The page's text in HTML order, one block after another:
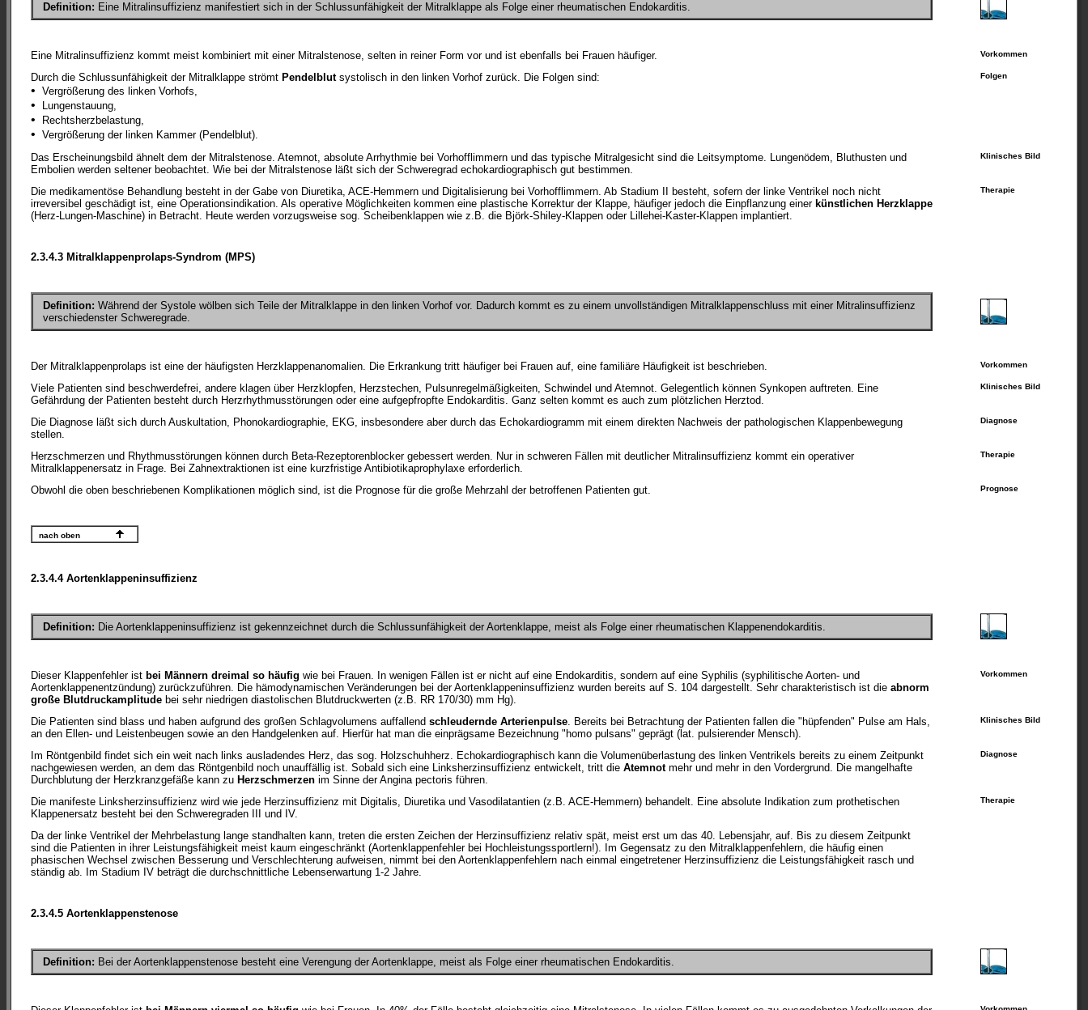
Definition: Eine Mitralinsuffizienz manifestiert sich in der Schlussunfähigkeit der Mitralklappe als Folge einer rheumatischen Endokarditis.
Eine Mitralinsuffizienz kommt meist kombiniert mit einer Mitralstenose, selten in reiner Form vor und ist ebenfalls bei Frauen häufiger. Vorkommen
Durch die Schlussunfähigkeit der Mitralklappe strömt Pendelblutsystolisch in den linken Vorhof zurück. Die Folgen sind:
• Vergrößerung des linken Vorhofs,
• Lungenstauung,
• Rechtsherzbelastung,
• Vergrößerung der linken Kammer (Pendelblut).
Folgen
Das Erscheinungsbild ähnelt dem der Mitralstenose. Atemnot, absolute Arrhythmie bei Vorhofflimmern und das typische Mitralgesicht sind die Leitsymptome. Lungenödem, Bluthusten und
Embolien werden seltener beobachtet. Wie bei der Mitralstenose läßt sich der Schweregrad echokardiographisch gut bestimmen.
Klinisches Bild
Die medikamentöse Behandlung besteht in der Gabe von Diuretika, ACE-Hemmern und Digitalisierung bei Vorhofflimmern. Ab Stadium II besteht, sofern der linke Ventrikel noch nicht
irreversibel geschädigt ist, eine Operationsindikation. Als operative Möglichkeiten kommen eine plastische Korrektur der Klappe, häufiger jedoch die Einpflanzung einer künstlichen Herzklappe
(Herz-Lungen-Maschine) in Betracht. Heute werden vorzugsweise sog. Scheibenklappen wie z.B. die Björk-Shiley-Klappen oder Lillehei-Kaster-Klappen implantiert.
Therapie
2.3.4.3 Mitralklappenprolaps-Syndrom (MPS)
Definition: Während der Systole wölben sich Teile der Mitralklappe in den linken Vorhof vor. Dadurch kommt es zu einem unvollständigen Mitralklappenschluss mit einer Mitralinsuffizienz
verschiedenster Schweregrade.
Der Mitralklappenprolaps ist eine der häufigsten Herzklappenanomalien. Die Erkrankung tritt häufiger bei Frauen auf, eine familiäre Häufigkeit ist beschrieben. Vorkommen
Viele Patienten sind beschwerdefrei, andere klagen über Herzklopfen, Herzstechen, Pulsunregelmäßigkeiten, Schwindel und Atemnot. Gelegentlich können Synkopen auftreten. Eine
Gefährdung der Patienten besteht durch Herzrhythmusstörungen oder eine aufgepfropfte Endokarditis. Ganz selten kommt es auch zum plötzlichen Herztod.
Klinisches Bild
Die Diagnose läßt sich durch Auskultation, Phonokardiographie, EKG, insbesondere aber durch das Echokardiogramm mit einem direkten Nachweis der pathologischen Klappenbewegung
stellen.
Diagnose
Herzschmerzen und Rhythmusstörungen können durch Beta-Rezeptorenblocker gebessert werden. Nur in schweren Fällen mit deutlicher Mitralinsuffizienz kommt ein operativer
Mitralklappenersatz in Frage. Bei Zahnextraktionen ist eine kurzfristige Antibiotikaprophylaxe erforderlich.
Therapie
Obwohl die oben beschriebenen Komplikationen möglich sind, ist die Prognose für die große Mehrzahl der betroffenen Patienten gut. Prognose
nach oben
2.3.4.4 Aortenklappeninsuffizienz
Definition: Die Aortenklappeninsuffizienz ist gekennzeichnet durch die Schlussunfähigkeit der Aortenklappe, meist als Folge einer rheumatischen Klappenendokarditis.
Dieser Klappenfehler ist bei Männern dreimal so häufig wie bei Frauen. In wenigen Fällen ist er nicht auf eine Endokarditis, sondern auf eine Syphilis (syphilitische Aorten- und
Aortenklappenentzündung) zurückzuführen. Die hämodynamischen Veränderungen bei der Aortenklappeninsuffizienz wurden bereits auf S. 104 dargestellt. Sehr charakteristisch ist die abnorm
große Blutdruckamplitude bei sehr niedrigen diastolischen Blutdruckwerten (z.B. RR 170/30) mm Hg).
Vorkommen
Die Patienten sind blass und haben aufgrund des großen Schlagvolumens auffallend schleudernde Arterienpulse. Bereits bei Betrachtung der Patienten fallen die "hüpfenden" Pulse am Hals,
an den Ellen- und Leistenbeugen sowie an den Handgelenken auf. Hierfür hat man die einprägsame Bezeichnung "homo pulsans" geprägt (lat. pulsierender Mensch).
Klinisches Bild
Im Röntgenbild findet sich ein weit nach links ausladendes Herz, das sog. Holzschuhherz. Echokardiographisch kann die Volumenüberlastung des linken Ventrikels bereits zu einem Zeitpunkt
nachgewiesen werden, an dem das Röntgenbild noch unauffällig ist. Sobald sich eine Linksherzinsuffizienz entwickelt, tritt die Atemnotmehr und mehr in den Vordergrund. Die mangelhafte
Durchblutung der Herzkranzgefäße kann zu Herzschmerzen im Sinne der Angina pectoris führen.
Diagnose
Die manifeste Linksherzinsuffizienz wird wie jede Herzinsuffizienz mit Digitalis, Diuretika und Vasodilatantien (z.B. ACE-Hemmern) behandelt. Eine absolute Indikation zum prothetischen
Klappenersatz besteht bei den Schweregraden III und IV.
Therapie
Da der linke Ventrikel der Mehrbelastung lange standhalten kann, treten die ersten Zeichen der Herzinsuffizienz relativ spät, meist erst um das 40. Lebensjahr, auf. Bis zu diesem Zeitpunkt
sind die Patienten in ihrer Leistungsfähigkeit meist kaum eingeschränkt (Aortenklappenfehler bei Hochleistungssportlern!). Im Gegensatz zu den Mitralklappenfehlern, die häufig einen
phasischen Wechsel zwischen Besserung und Verschlechterung aufweisen, nimmt bei den Aortenklappenfehlern nach einmal eingetretener Herzinsuffizienz die Leistungsfähigkeit rasch und
ständig ab. Im Stadium IV beträgt die durchschnittliche Lebenserwartung 1-2 Jahre.
2.3.4.5 Aortenklappenstenose
Definition: Bei der Aortenklappenstenose besteht eine Verengung der Aortenklappe, meist als Folge einer rheumatischen Endokarditis.